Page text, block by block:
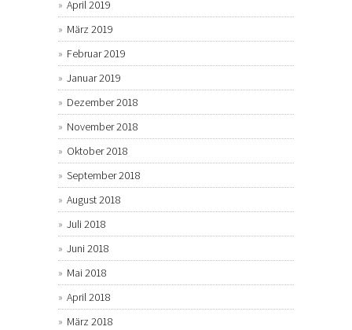
April 2019
März 2019
Februar 2019
Januar 2019
Dezember 2018
November 2018
Oktober 2018
September 2018
August 2018
Juli 2018
Juni 2018
Mai 2018
April 2018
März 2018